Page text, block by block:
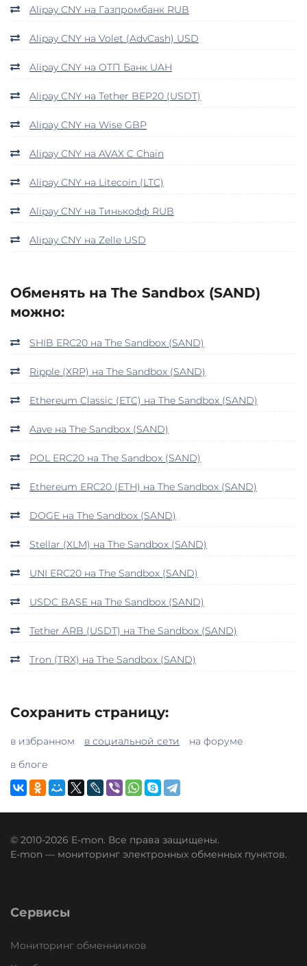
Alipay CNY на Газпромбанк RUB
Alipay CNY на Volet (AdvCash) USD
Alipay CNY на ОТП Банк UAH
Alipay CNY на Tether BEP20 (USDT)
Alipay CNY на Wise GBP
Alipay CNY на AVAX C Chain
Alipay CNY на Litecoin (LTC)
Alipay CNY на Тинькофф RUB
Alipay CNY на Zelle USD
Обменять на The Sandbox (SAND)
можно:
SHIB ERC20 на The Sandbox (SAND)
Ripple (XRP) на The Sandbox (SAND)
Ethereum Classic (ETC) на The Sandbox (SAND)
Aave на The Sandbox (SAND)
POL ERC20 на The Sandbox (SAND)
Ethereum ERC20 (ETH) на The Sandbox (SAND)
DOGE на The Sandbox (SAND)
Stellar (XLM) на The Sandbox (SAND)
UNI ERC20 на The Sandbox (SAND)
USDC BASE на The Sandbox (SAND)
Tether ARB (USDT) на The Sandbox (SAND)
Tron (TRX) на The Sandbox (SAND)
Сохранить страницу:
в избранном в социальной сети
на форуме
в блоге
© 2010-2026 E-mon. Все права защищены.
E-mon — мониторинг электронных обменных пунктов.
Сервисы
Мониторинг обменнииков